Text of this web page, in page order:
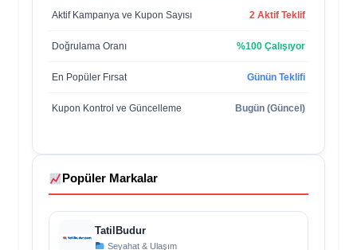
Aktif Kampanya ve Kupon Sayısı 2 Aktif Teklif
Doğrulama Oranı %100 Çalışıyor
En Popüler Fırsat Günün Teklifi
Kupon Kontrol ve Güncelleme Bugün (Güncel)
Popüler Markalar
TatilBudur
Seyahat & Ulaşım